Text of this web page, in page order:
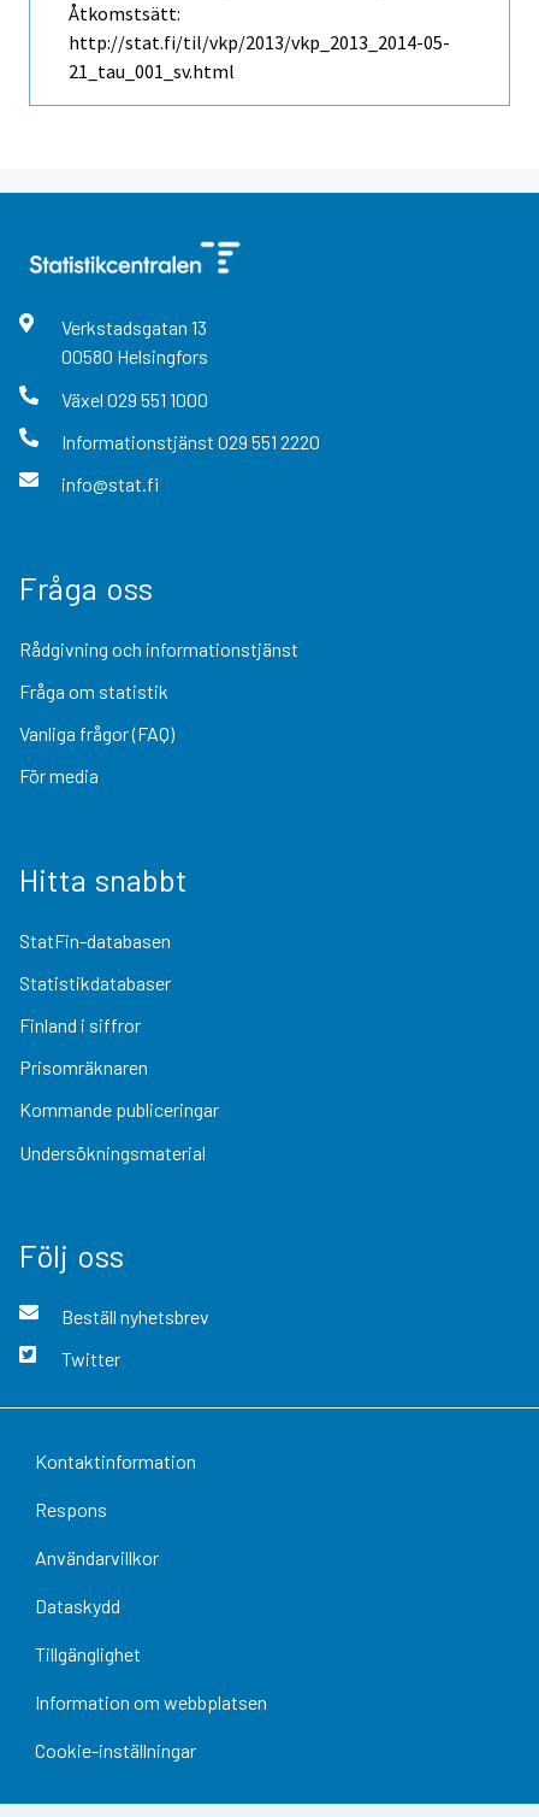
Åtkomstsätt:
http://stat.fi/til/vkp/2013/vkp_2013_2014-05-
21_tau_001_sv.html
Verkstadsgatan 13
00580 Helsingfors
Växel 029 551 1000
Informationstjänst 029 551 2220
info@stat.fi
Fråga oss
Rådgivning och informationstjänst
Fråga om statistik
Vanliga frågor (FAQ)
För media
Hitta snabbt
StatFin-databasen
Statistikdatabaser
Finland i siffror
Prisomräknaren
Kommande publiceringar
Undersökningsmaterial
Följ oss
Beställ nyhetsbrev
Twitter
Kontaktinformation
Respons
Användarvillkor
Dataskydd
Tillgänglighet
Information om webbplatsen
Cookie-inställningar